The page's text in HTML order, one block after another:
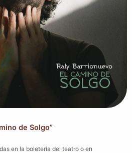
de Solgo”
en la boletería del teatro o en